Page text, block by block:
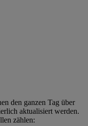
den ganzen Tag über
aktualisiert werden.
zählen: